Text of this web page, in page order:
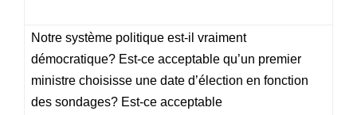
Notre système politique est-il vraiment
démocratique? Est-ce acceptable qu’un premier
ministre choisisse une date d’élection en fonction
des sondages? Est-ce acceptable